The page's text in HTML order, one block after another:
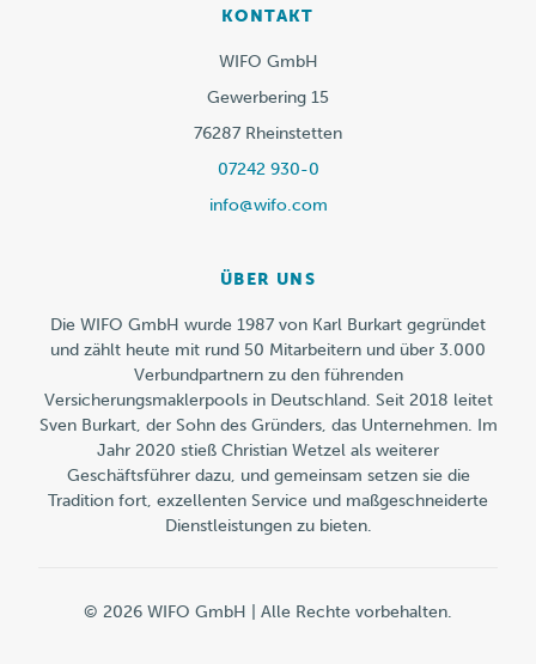
KONTAKT
WIFO GmbH
Gewerbering 15
76287 Rheinstetten
07242 930-0
info@wifo.com
ÜBER UNS
Die WIFO GmbH wurde 1987 von Karl Burkart gegründet
und zählt heute mit rund 50 Mitarbeitern und über 3.000
Verbundpartnern zu den führenden
Versicherungsmaklerpools in Deutschland. Seit 2018 leitet
Sven Burkart, der Sohn des Gründers, das Unternehmen. Im
Jahr 2020 stieß Christian Wetzel als weiterer
Geschäftsführer dazu, und gemeinsam setzen sie die
Tradition fort, exzellenten Service und maßgeschneiderte
Dienstleistungen zu bieten.
© 2026 WIFO GmbH | Alle Rechte vorbehalten.